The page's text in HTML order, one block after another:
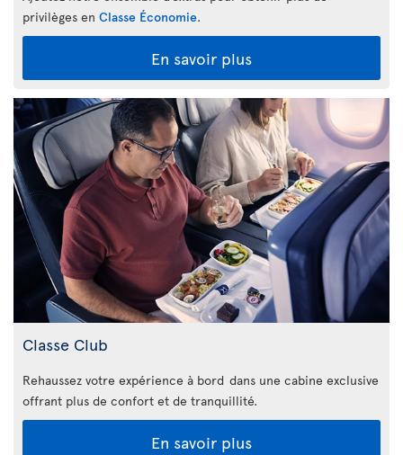
privilèges en Classe Économie.
En savoir plus
Classe Club
Rehaussez votre expérience à bord dans une cabine exclusive
offrant plus de confort et de tranquillité.
En savoir plus